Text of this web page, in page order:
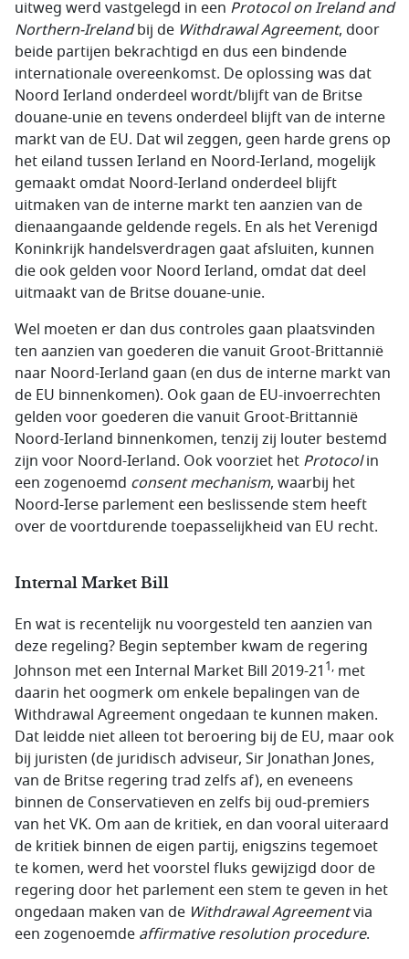
uitweg werd vastgelegd in een Protocol on Ireland and
Northern-Irelandbij de Withdrawal Agreement, door
beide partijen bekrachtigd en dus een bindende
internationale overeenkomst. De oplossing was dat
Noord Ierland onderdeel wordt/blijft van de Britse
douane-unie en tevens onderdeel blijft van de interne
markt van de EU. Dat wil zeggen, geen harde grens op
het eiland tussen Ierland en Noord-Ierland, mogelijk
gemaakt omdat Noord-Ierland onderdeel blijft
uitmaken van de interne markt ten aanzien van de
dienaangaande geldende regels. En als het Verenigd
Koninkrijk handelsverdragen gaat afsluiten, kunnen
die ook gelden voor Noord Ierland, omdat dat deel
uitmaakt van de Britse douane-unie.
Wel moeten er dan dus controles gaan plaatsvinden
ten aanzien van goederen die vanuit Groot-Brittannië
naar Noord-Ierland gaan (en dus de interne markt van
de EU binnenkomen). Ook gaan de EU-invoerrechten
gelden voor goederen die vanuit Groot-Brittannië
Noord-Ierland binnenkomen, tenzij zij louter bestemd
zijn voor Noord-Ierland. Ook voorziet het Protocolin
een zogenoemd consent mechanism, waarbij het
Noord-Ierse parlement een beslissende stem heeft
over de voortdurende toepasselijkheid van EU recht.
Internal Market Bill
En wat is recentelijk nu voorgesteld ten aanzien van
deze regeling? Begin september kwam de regering
Johnson met een Internal Market Bill 2019-21 1, met
daarin het oogmerk om enkele bepalingen van de
Withdrawal Agreement ongedaan te kunnen maken.
Dat leidde niet alleen tot beroering bij de EU, maar ook
bij juristen (de juridisch adviseur, Sir Jonathan Jones,
van de Britse regering trad zelfs af), en eveneens
binnen de Conservatieven en zelfs bij oud-premiers
van het VK. Om aan de kritiek, en dan vooral uiteraard
de kritiek binnen de eigen partij, enigszins tegemoet
te komen, werd het voorstel fluks gewijzigd door de
regering door het parlement een stem te geven in het
ongedaan maken van de Withdrawal Agreementvia
een zogenoemde affirmative resolution procedure.